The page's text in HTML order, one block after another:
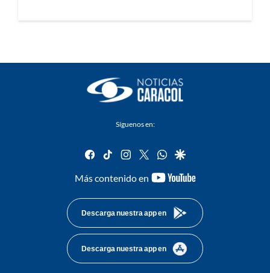
Síguenos en:
facebook
tiktok instagram
twitterwhatsapp
google
Más contenido en
youtube-
Descarga nuestra app en
Descarga nuestra app en